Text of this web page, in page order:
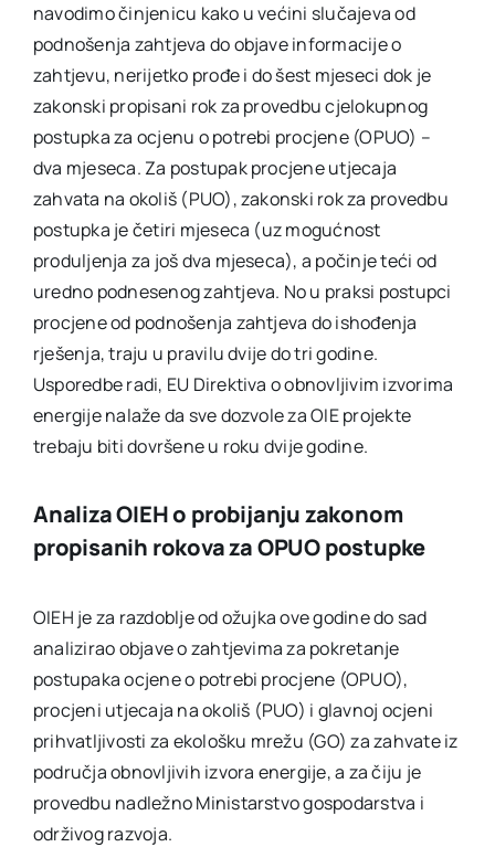
navodimo činjenicu kako u većini slučajeva od
podnošenja zahtjeva do objave informacije o
zahtjevu, nerijetko prođe i do šest mjeseci dok je
zakonski propisani rok za provedbu cjelokupnog
postupka za ocjenu o potrebi procjene (OPUO) –
dva mjeseca. Za postupak procjene utjecaja
zahvata na okoliš (PUO), zakonski rok za provedbu
postupka je četiri mjeseca (uz mogućnost
produljenja za još dva mjeseca), a počinje teći od
uredno podnesenog zahtjeva. No u praksi postupci
procjene od podnošenja zahtjeva do ishođenja
rješenja, traju u pravilu dvije do tri godine.
Usporedbe radi, EU Direktiva o obnovljivim izvorima
energije nalaže da sve dozvole za OIE projekte
trebaju biti dovršene u roku dvije godine.
Analiza OIEH o probijanju zakonom
propisanih rokova za OPUO postupke
OIEH je za razdoblje od ožujka ove godine do sad
analizirao objave o zahtjevima za pokretanje
postupaka ocjene o potrebi procjene (OPUO),
procjeni utjecaja na okoliš (PUO) i glavnoj ocjeni
prihvatljivosti za ekološku mrežu (GO) za zahvate iz
područja obnovljivih izvora energije, a za čiju je
provedbu nadležno Ministarstvo gospodarstva i
održivog razvoja.